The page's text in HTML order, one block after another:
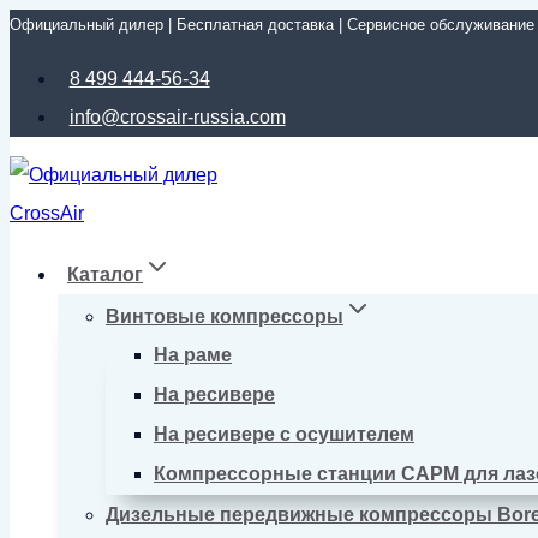
Перейти
Официальный дилер | Бесплатная доставка | Сервисное обслуживание
8 499 444-56-34
info@crossair-russia.com
Каталог
Винтовые компрессоры
На раме
На ресивере
На ресивере с осушителем
Компрессорные станции CAPM для
Дизельные передвижные компрессоры